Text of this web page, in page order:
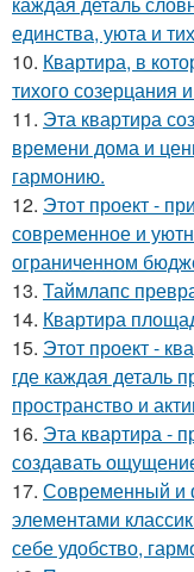
единства, уюта и
10. Квартира, в
тихого созерцания
11. Эта квартира
времени дома и
гармонию.
12. Этот проект -
современное и
ограниченном
13. Таймлапс
14. Квартира
15. Этот проект -
где каждая деталь
пространство и
16. Эта квартира -
создавать
17. Современный и
элементами
себе удобство,